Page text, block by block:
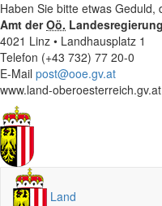
Haben Sie bitte etwas
Amt derOö. Landesregierung
4021 Linz • Landhausplatz 1
Telefon (+43 732) 77 20-0
E-Mail post@ooe.gv.at
www.land-oberoesterreich.gv.at
Land